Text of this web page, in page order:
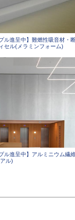
ル進呈中】難燃性吸音材・
セル(メラミンフォーム)
ル進呈中】アルミニウム繊
ル)